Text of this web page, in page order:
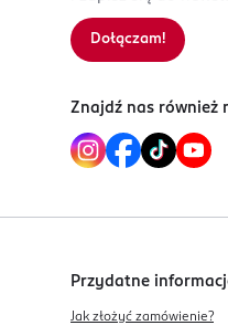
Dołączam!
Znajdź nas również
Przydatne
Jak złożyć zamówienie?